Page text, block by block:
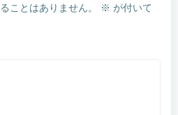
ことはありません。 ※ が付いて